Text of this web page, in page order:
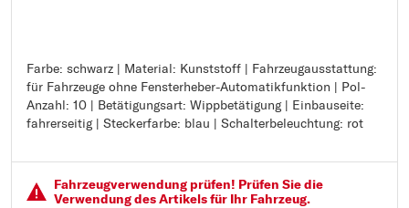
Farbe: schwarz | Material: Kunststoff | Fahrzeugausstattung:
für Fahrzeuge ohne Fensterheber-Automatikfunktion | Pol-
Anzahl: 10 | Betätigungsart: Wippbetätigung | Einbauseite:
fahrerseitig | Steckerfarbe: blau | Schalterbeleuchtung: rot
Farbe: schwarz
Material: Kunststoff
Fahrzeugausstattung: für Fahrzeuge ohne Fensterheber-
Automatikfunktion
Betätigungsart: Wippbetätigung
Einbauseite: fahrerseitig
Steckerfarbe: blau
Fahrzeugver­wendung prüfen! Prüfen Sie die
Verwendung des Artikels für Ihr Fahrzeug.